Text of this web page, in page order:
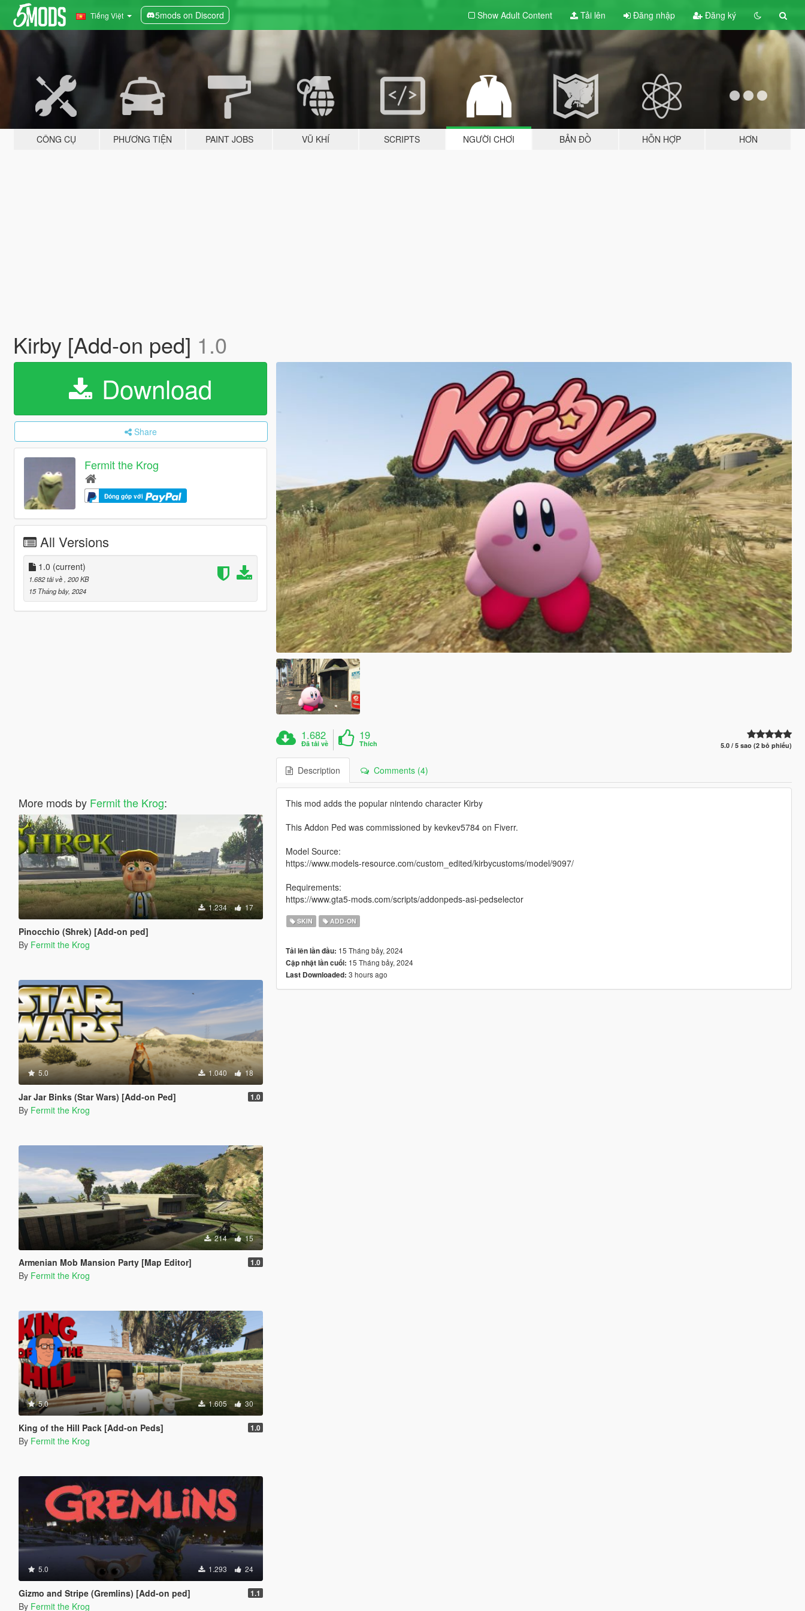
Tiếng Việt 5mods on Discord Show Adult Content Tải lên Đăng nhập Đăng ký
CÔNG CỤ PHƯƠNG TIỆN PAINT JOBS VŨ KHÍ SCRIPTS NGƯỜI CHƠI BẢN ĐỒ HỖN HỢP HƠN
Kirby [Add-on ped] 1.0
Download
Share
Fermit the Krog
Đóng góp với
All Versions
1.0 (current)
1.682 tải về , 200 KB
15 Tháng bảy, 2024
More mods by Fermit the Krog:
1.234 17
Pinocchio (Shrek) [Add-on ped]
By Fermit the Krog
5.0 1.040 18
Jar Jar Binks (Star Wars) [Add-on Ped] 1.0
By Fermit the Krog
214 15
Armenian Mob Mansion Party [Map Editor] 1.0
By Fermit the Krog
5.0 1.605 30
King of the Hill Pack [Add-on Peds] 1.0
By Fermit the Krog
5.0 1.293 24
Gizmo and Stripe (Gremlins) [Add-on ped] 1.1
By Fermit the Krog
1.682
Đã tải về
19
Thích 5.0 / 5 sao (2 bỏ phiếu)
Description Comments (4)
This mod adds the popular nintendo character Kirby
This Addon Ped was commissioned by kevkev5784 on Fiverr.
Model Source:
https://www.models-resource.com/custom_edited/kirbycustoms/model/9097/
Requirements:
https://www.gta5-mods.com/scripts/addonpeds-asi-pedselector
SKIN ADD-ON
Tải lên lần đầu: 15 Tháng bảy, 2024
Cập nhật lần cuối: 15 Tháng bảy, 2024
Last Downloaded: 3 hours ago